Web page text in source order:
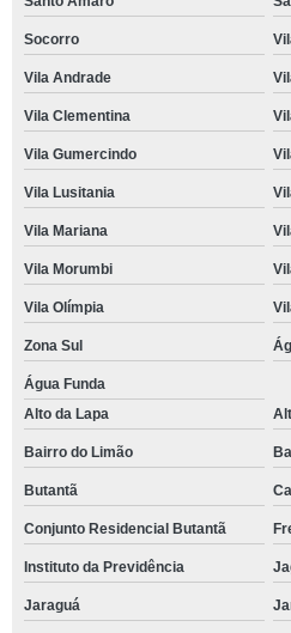
Socorro
Vila Andrade
Vila Clementina
Vila Gumercindo
Vila Lusitania
Vila Mariana
Vila Morumbi
Vila Olímpia
Zona Sul
Água Funda
Alto da Lapa
Bairro do Limão
Butantã
Conjunto Residencial Butantã
Instituto da Previdência
Jaraguá